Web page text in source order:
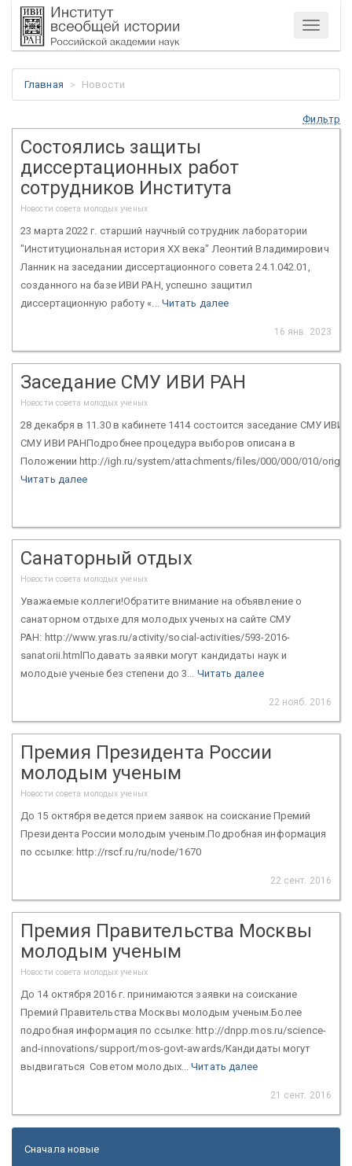
Меню
Главная Новости
Фильтр
Состоялись защиты
диссертационных работ
сотрудников Института
Новости совета молодых ученых
23 марта 2022 г. старший научный сотрудник лаборатории
"Институциональная история XX века" Леонтий Владимирович
Ланник на заседании диссертационного совета 24.1.042.01,
созданного на базе ИВИ РАН, успешно защитил
диссертационную работу «... Читать далее
16 янв. 2023
Заседание СМУ ИВИ РАН
Новости совета молодых ученых
28 декабря в 11.30 в кабинете 1414 состоится заседание СМУ
СМУ ИВИ РАНПодробнее процедура выборов описана в
Положении http://igh.ru/system/attachments/files/000/000/010/
Читать далее
Санаторный отдых
Новости совета молодых ученых
Уважаемые коллеги!Обратите внимание на объявление о
санаторном отдыхе для молодых ученых на сайте СМУ
РАН: http://www.yras.ru/activity/social-activities/593-2016-
sanatorii.htmlПодавать заявки могут кандидаты наук и
молодые ученые без степени до 3... Читать далее
22 нояб. 2016
Премия Президента России
молодым ученым
Новости совета молодых ученых
До 15 октября ведется прием заявок на соискание Премий
Президента России молодым ученым.Подробная информация
по ссылке: http://rscf.ru/ru/node/1670
22 сент. 2016
Премия Правительства Москвы
молодым ученым
Новости совета молодых ученых
До 14 октября 2016 г. принимаются заявки на соискание
Премий Правительства Москвы молодым ученым.Более
подробная информация по ссылке: http://dnpp.mos.ru/science-
and-innovations/support/mos-govt-awards/Кандидаты могут
выдвигаться Советом молодых...Читать далее
21 сент. 2016
Сначала новые